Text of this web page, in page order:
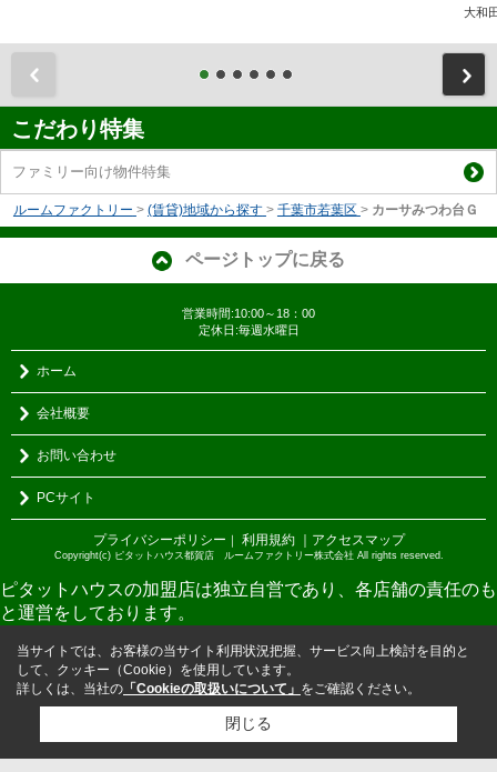
大和
こだわり特集
ファミリー向け物件特集
ルームファクトリー > (賃貸)地域から探す > 千葉市若葉区 > カーサみつわ台Ｇ
ページトップに戻る
営業時間:10:00～18：00
定休日:毎週水曜日
ホーム
会社概要
お問い合わせ
PCサイト
プライバシーポリシー 利用規約 ｜アクセスマップ
Copyright(c) ピタットハウス都賀店 ルームファクトリー株式会社 All rights reserved.
ピタットハウスの加盟店は独立自営であり、各店舗の責任のも
と運営をしております。
当サイトでは、お客様の当サイト利用状況把握、サービス向上検討を目的と
して、クッキー（Cookie）を使用しています。
詳しくは、当社の 「Cookieの取扱いについて」 をご確認ください。
閉じる